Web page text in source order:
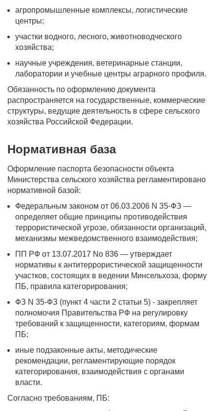
агропромышленные комплексы, логистические
центры;
участки водного, лесного, животноводческого
хозяйства;
научные учреждения, ветеринарные станции,
лаборатории и учебные центры аграрного профиля.
Обязанность по оформлению документа
распространяется на государственные, коммерческие
структуры, ведущие деятельность в сфере сельского
хозяйства Российской Федерации.
Нормативная база
Оформление паспорта безопасности объекта
Министерства сельского хозяйства регламентировано
нормативной базой:
Федеральным законом от 06.03.2006 N 35-ФЗ —
определяет общие принципы противодействия
террористической угрозе, обязанности организаций,
механизмы межведомственного взаимодействия;
ПП РФ от 13.07.2017 No 836 — утверждает
нормативы к антитеррористической защищенности
участков, состоящих в ведении Минсельхоза, форму
ПБ, правила категорирования;
ФЗ N 35-ФЗ (пункт 4 части 2 статьи 5) - закрепляет
полномочия Правительства РФ на регулировку
требований к защищенности, категориям, формам
ПБ;
иные подзаконные акты, методические
рекомендации, регламентирующие порядок
категорирования, взаимодействия с органами
власти.
Согласно требованиям, ПБ: